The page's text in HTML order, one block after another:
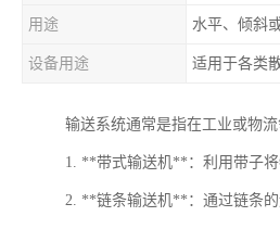
用途 水平、倾斜
设备用途 适用于各类
输送系统通常是指在工业或物
1. **带式输送机**：利用带子
2. **链条输送机**：通过链条的